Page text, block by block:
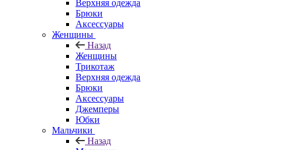
Верхняя одежда
Брюки
Аксессуары
Женщины
Назад
Женщины
Трикотаж
Верхняя одежда
Брюки
Аксессуары
Джемперы
Юбки
Мальчики
Назад